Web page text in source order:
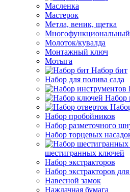
Масленка
Мастерок
Метла, веник, щетка
Многофункциональный
Молоток/кувалда
Монтажный ключ
Мотыга
Набор бит
Набор для полива сада
Набор
Набор пробойников
Набор разметочного
Набор торцевых
шестигранных ключей
Набор экстракторов
Набор экстракторов
Навесной замок
Наждачная бумага